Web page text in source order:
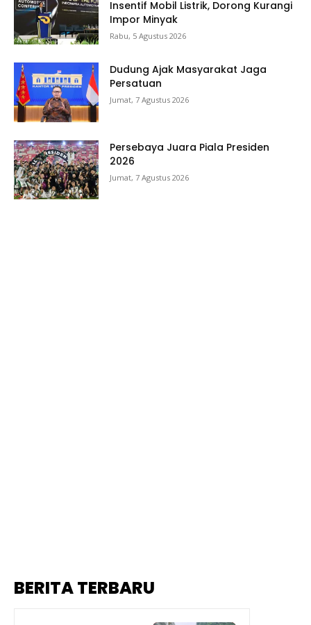
Insentif Mobil Listrik, Dorong Kurangi
Impor Minyak
Rabu, 5 Agustus 2026
Dudung Ajak Masyarakat Jaga
Persatuan
Jumat, 7 Agustus 2026
Persebaya Juara Piala Presiden
2026
Jumat, 7 Agustus 2026
BERITA TERBARU